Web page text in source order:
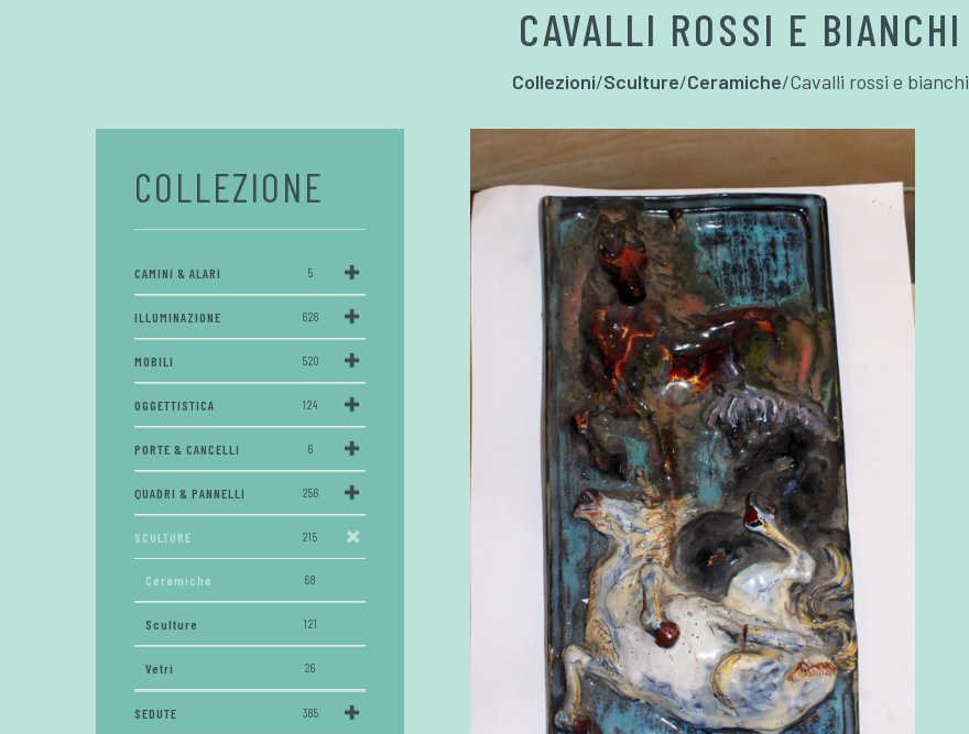
CAVALLI ROSSI E BIANCHI
Collezioni/Sculture/Ceramiche/Cavalli rossi e bianchi
COLLEZIONE
CAMINI & ALARI 5
ILLUMINAZIONE 626
MOBILI 520
OGGETTISTICA 124
PORTE & CANCELLI 6
QUADRI & PANNELLI 256
SCULTURE 215
Ceramiche 68
Sculture 121
Vetri 26
SEDUTE 385